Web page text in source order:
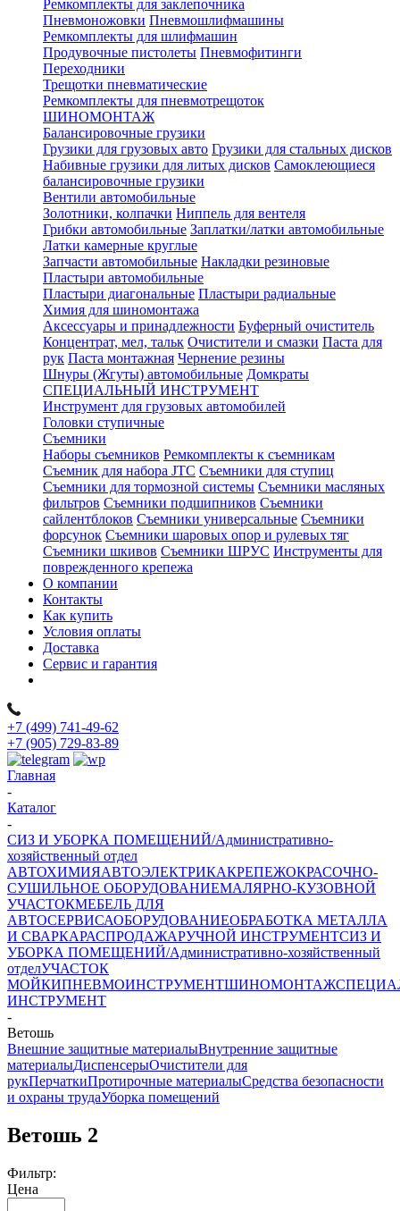
Ремкомплекты для заклепочника
Пневмоножовки Пневмошлифмашины
Ремкомплекты для шлифмашин
Продувочные пистолеты Пневмофитинги
Переходники
Трещотки пневматические
Ремкомплекты для пневмотрещоток
ШИНОМОНТАЖ
Балансировочные грузики
Грузики для грузовых авто Грузики для стальных дисков
Набивные грузики для литых дисков Самоклеющиеся
балансировочные грузики
Вентили автомобильные
Золотники, колпачки Ниппель для вентеля
Грибки автомобильные Заплатки/латки автомобильные
Латки камерные круглые
Запчасти автомобильные Накладки резиновые
Пластыри автомобильные
Пластыри диагональные Пластыри радиальные
Химия для шиномонтажа
Аксессуары и принадлежности Буферный очиститель
Концентрат, мел, тальк Очистители и смазки Паста для
рук Паста монтажная Чернение резины
Шнуры (Жгуты) автомобильные Домкраты
СПЕЦИАЛЬНЫЙ ИНСТРУМЕНТ
Инструмент для грузовых автомобилей
Головки ступичные
Съемники
Наборы съемников Ремкомплекты к съемникам
Съемник для набора JTC Съемники для ступиц
Съемники для тормозной системы Съемники масляных
фильтров Съемники подшипников Съемники
сайлентблоков Съемники универсальные Съемники
форсунок Съемники шаровых опор и рулевых тяг
Съемники шкивов Съемники ШРУС Инструменты для
поврежденного крепежа
О компании
Контакты
Как купить
Условия оплаты
Доставка
Сервис и гарантия
+7 (499) 741-49-62
+7 (905) 729-83-89
Главная
-
Каталог
-
СИЗ И УБОРКА ПОМЕЩЕНИЙ/Административно-
хозяйственный отдел
АВТОХИМИЯАВТОЭЛЕКТРИКАКРЕПЕЖОКРАСОЧНО-
СУШИЛЬНОЕ ОБОРУДОВАНИЕМАЛЯРНО-КУЗОВНОЙ
УЧАСТОКМЕБЕЛЬ ДЛЯ
АВТОСЕРВИСАОБОРУДОВАНИЕОБРАБОТКА МЕТАЛЛА
И СВАРКАРАСПРОДАЖАРУЧНОЙ ИНСТРУМЕНТСИЗ И
УБОРКА ПОМЕЩЕНИЙ/Административно-хозяйственный
отделУЧАСТОК
МОЙКИПНЕВМОИНСТРУМЕНТШИНОМОНТАЖ
ИНСТРУМЕНТ
-
Ветошь
Внешние защитные материалыВнутренние защитные
материалыДиспенсерыОчистители для
рукПерчаткиПротирочные материалыСредства безопасности
и охраны трудаУборка помещений
Ветошь 2
Фильтр:
Цена